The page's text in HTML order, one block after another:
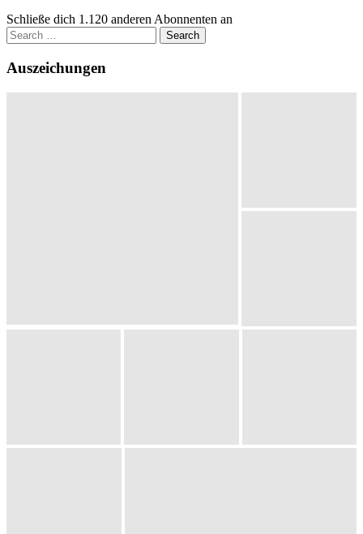
Schließe dich 1.120 anderen Abonnenten an
Search
for:
Auszeichungen